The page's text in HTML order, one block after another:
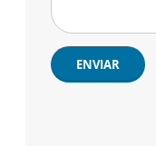
ENVIAR